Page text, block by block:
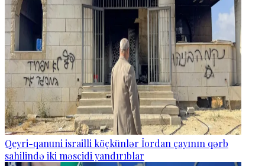
Qeyri-qanuni israilli köçkünlər İordan çayının qərb
sahilində iki məscidi yandırıblar